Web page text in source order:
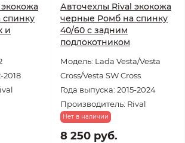
и
2018
Авточехлы Rival экокожа
черные Ромб на спинку
40/60 с задним
подлокотником
Модель: Lada Vesta/Vesta
Cross/Vesta SW Cross
Года выпуска: 2015-2024
Производитель: Rival
Нет в наличии
8 250 руб.